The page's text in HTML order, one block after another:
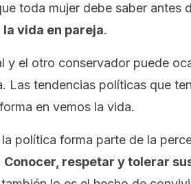
toda mujer debe saber antes
vida en pareja.
y el otro conservador puede
Las tendencias políticas que
en vemos la vida.
política forma parte de la
Conocer, respetar y tolerar